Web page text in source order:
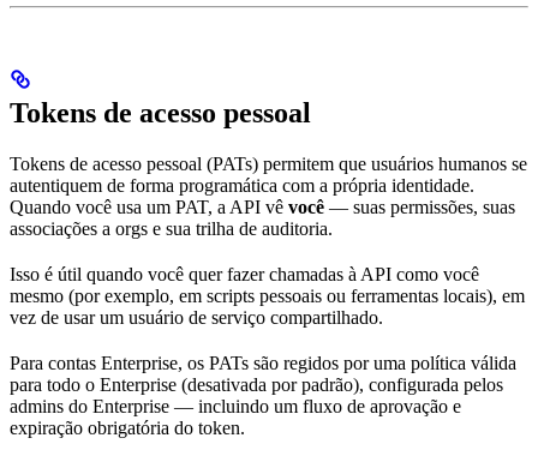
Tokens de acesso pessoal
Tokens de acesso pessoal (PATs) permitem que usuários humanos se
autentiquem de forma programática com a própria identidade.
Quando você usa um PAT, a API vê você — suas permissões, suas
associações a orgs e sua trilha de auditoria.
Isso é útil quando você quer fazer chamadas à API como você
mesmo (por exemplo, em scripts pessoais ou ferramentas locais), em
vez de usar um usuário de serviço compartilhado.
Para contas Enterprise, os PATs são regidos por uma política válida
para todo o Enterprise (desativada por padrão), configurada pelos
admins do Enterprise — incluindo um fluxo de aprovação e
expiração obrigatória do token.